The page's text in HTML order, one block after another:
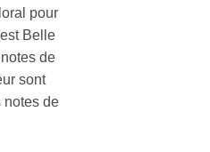
pour
Belle
de
sont
notes de